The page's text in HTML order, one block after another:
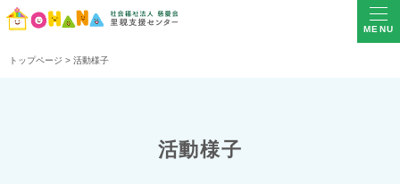
MENU
トップページ > 活動様子
活動様子